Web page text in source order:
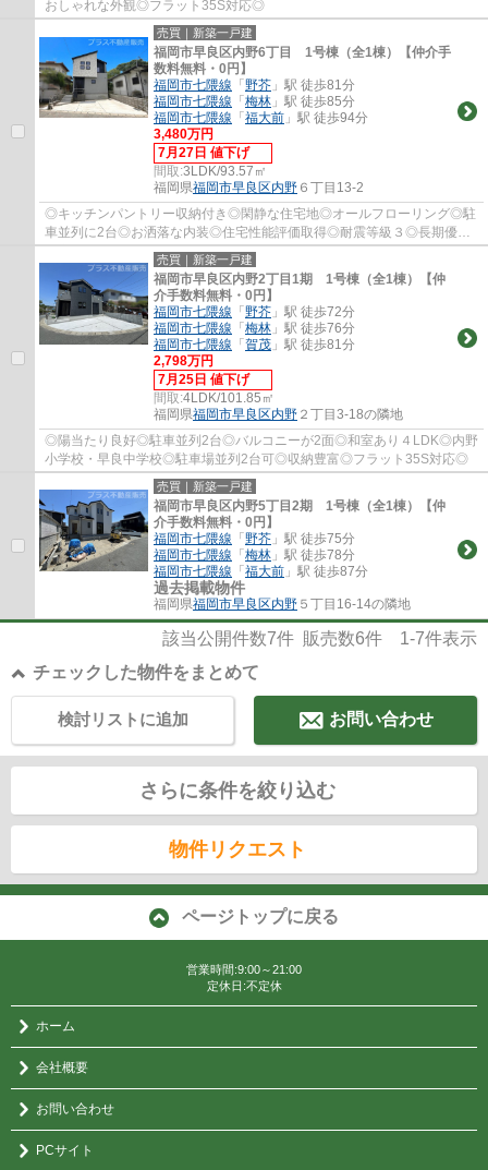
おしゃれな外観◎フラット35S対応◎
売買｜新築一戸建
福岡市早良区内野6丁目 1号棟（全1棟）【仲介手
数料無料・0円】
福岡市七隈線 「 野芥 」駅 徒歩81分
福岡市七隈線 「 梅林 」駅 徒歩85分
福岡市七隈線 「 福大前 」駅 徒歩94分
3,480万円
7月27日 値下げ
間取:3LDK/93.57㎡
福岡県福岡市早良区内野 ６丁目13-2
◎キッチンパントリー収納付き◎閑静な住宅地◎オールフローリング◎駐
車並列に2台◎お洒落な内装◎住宅性能評価取得◎耐震等級３◎長期優良
住宅◎
売買｜新築一戸建
福岡市早良区内野2丁目1期 1号棟（全1棟）【仲
介手数料無料・0円】
福岡市七隈線 「 野芥 」駅 徒歩72分
福岡市七隈線 「 梅林 」駅 徒歩76分
福岡市七隈線 「 賀茂 」駅 徒歩81分
2,798万円
7月25日 値下げ
間取:4LDK/101.85㎡
福岡県福岡市早良区内野 ２丁目3-18の隣地
◎陽当たり良好◎駐車並列2台◎バルコニーが2面◎和室あり４LDK◎内野
小学校・早良中学校◎駐車場並列2台可◎収納豊富◎フラット35S対応◎
売買｜新築一戸建
福岡市早良区内野5丁目2期 1号棟（全1棟）【仲
介手数料無料・0円】
福岡市七隈線 「 野芥 」駅 徒歩75分
福岡市七隈線 「 梅林 」駅 徒歩78分
福岡市七隈線 「 福大前 」駅 徒歩87分
過去掲載物件
福岡県福岡市早良区内野 ５丁目16-14の隣地
該当公開件数7件 販売数6件 1-7件表示
チェックした物件をまとめて
お問い合わせ
検討リストに追加
さらに条件を絞り込む
物件リクエスト
ページトップに戻る
営業時間:9:00～21:00
定休日:不定休
ホーム
会社概要
お問い合わせ
PCサイト